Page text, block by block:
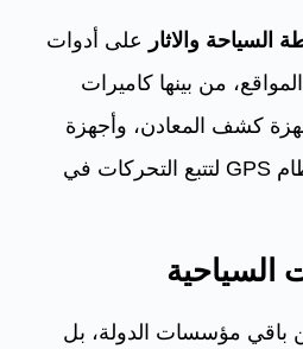
السياحة والاثار على أدوات
من بينها كاميرات
كشف المعادن، وأجهزة
مراقبة متطورة تعمل بنظام GPS لتتبع التحركات في
السياحية
باقي مؤسسات الدولة، بل